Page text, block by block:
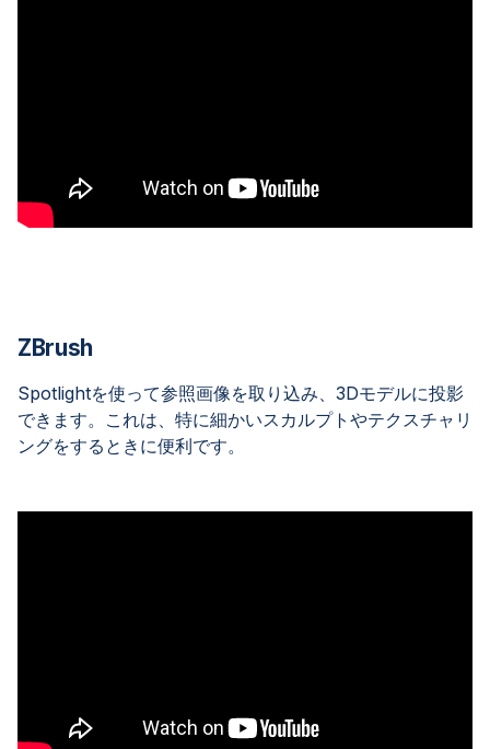
ZBrush
Spotlightを使って参照画像を取り込み、3Dモデルに投影
できます。これは、特に細かいスカルプトやテクスチャリ
ングをするときに便利です。